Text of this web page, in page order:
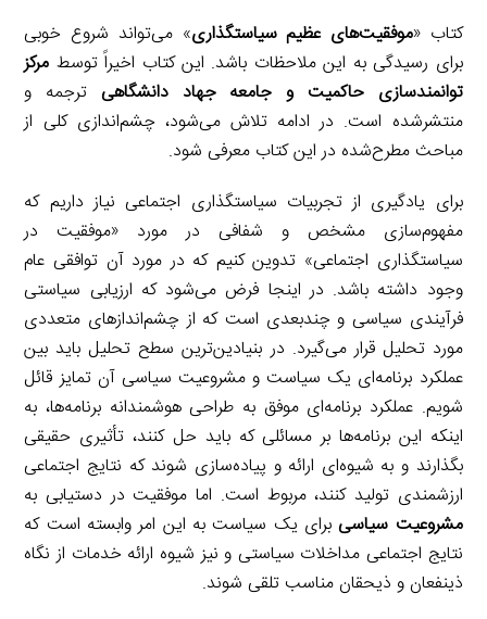
کتاب «موفقیت‌های عظیم سیاستگذاری» می‌تواند شروع خوبی
برای رسیدگی به این ملاحظات باشد. این کتاب اخیراً توسط مرکز
توانمندسازی حاکمیت و جامعه جهاد دانشگاهی ترجمه و
منتشرشده است. در ادامه تلاش می‌شود، چشم‌اندازی کلی از
مباحث مطرح‌شده در این کتاب معرفی شود.
برای یادگیری از تجربیات سیاستگذاری اجتماعی نیاز داریم که
مفهوم‌سازی مشخص و شفافی در مورد «موفقیت در
سیاستگذاری اجتماعی» تدوین کنیم که در مورد آن توافقی عام
وجود داشته باشد. در اینجا فرض می‌شود که ارزیابی سیاستی
فرآیندی سیاسی و چندبعدی است که از چشم‌اندازهای متعددی
مورد تحلیل قرار می‌گیرد. در بنیادین‌ترین سطح تحلیل باید بین
عملکرد برنامه‌ای یک سیاست و مشروعیت سیاسی آن تمایز قائل
شویم. عملکرد برنامه‌ای موفق به طراحی هوشمندانه برنامه‌ها، به
اینکه این برنامه‌ها بر مسائلی که باید حل کنند، تأثیری حقیقی
بگذارند و به شیوه‌ای ارائه و پیاده‌سازی شوند که نتایج اجتماعی
ارزشمندی تولید کنند، مربوط است. اما موفقیت در دستیابی به
مشروعیت سیاسیبرای یک سیاست به این امر وابسته است که
نتایج اجتماعی مداخلات سیاستی و نیز شیوه ارائه خدمات از نگاه
ذینفعان و ذیحقان مناسب تلقی شوند.